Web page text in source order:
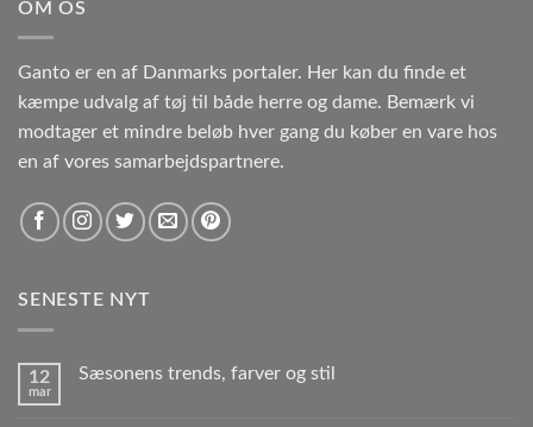
OM OS
Ganto er en af Danmarks portaler. Her kan du finde et
kæmpe udvalg af tøj til både herre og dame. Bemærk vi
modtager et mindre beløb hver gang du køber en vare hos
en af vores samarbejdspartnere.
SENESTE NYT
12
mar
Sæsonens trends, farver og stil